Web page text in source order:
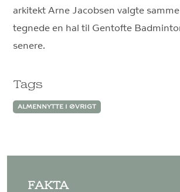
arkitekt Arne Jacobsen valgte
tegnede en hal til Gentofte
senere.
Tags
ALMENNYTTE I ØVRIGT
FAKTA